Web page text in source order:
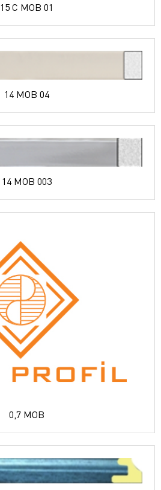
15 C MOB 01
14 MOB 04
14 MOB 003
0,7 MOB